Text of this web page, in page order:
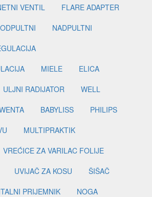
VENTIL
FLARE ADAPTER
NADPULTNI
MIELE
ELICA
ULJNI RADIJATOR
WELL
BABYLISS
PHILIPS
MULTIPRAKTIK
VREĆICE ZA VARILAC FOLIJE
UVIJAČ ZA KOSU
ŠIŠAČ
PRIJEMNIK
NOGA